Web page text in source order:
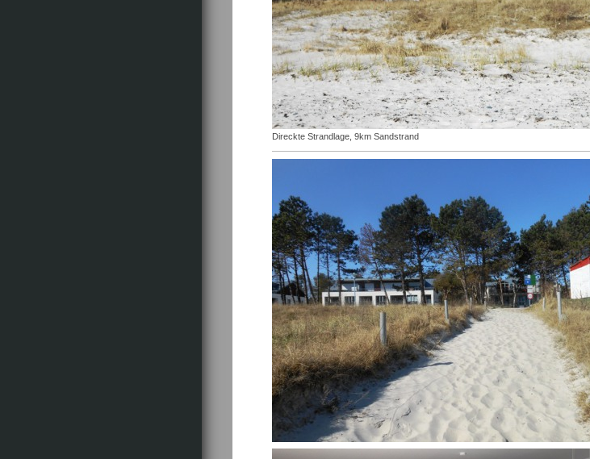
Direckte Strandlage, 9km Sandstrand